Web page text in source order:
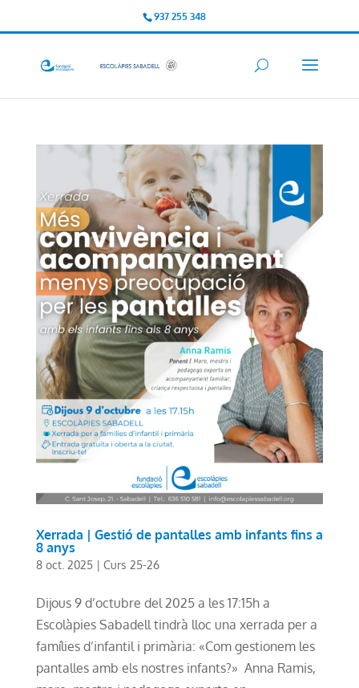
937 255 348
Xerrada | Gestió de pantalles amb infants fins a
8 anys
8 oct. 2025| Curs 25-26
Dijous 9 d’octubre del 2025 a les 17:15h a
Escolàpies Sabadell tindrà lloc una xerrada per a
famílies d’infantil i primària: «Com gestionem les
pantalles amb els nostres infants?» Anna Ramis,